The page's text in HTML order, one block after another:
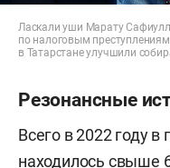
Ласкали уши Марату
по налоговым
в Татарстане улучшили
Резонансные
Всего в 2022 году в
находилось свыше